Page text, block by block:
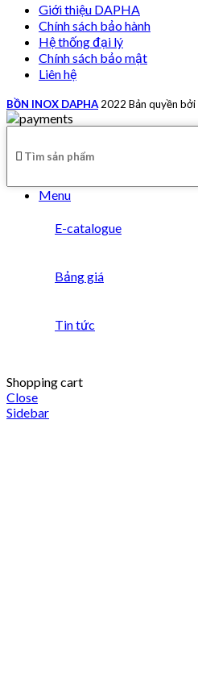
Giới thiệu DAPHA
Chính sách bảo hành
Hệ thống đại lý
Chính sách bảo mật
Liên hệ
BỒN INOX DAPHA 2022 Bản quyền bởi
Menu
E-catalogue
Bảng giá
Tin tức
Shopping cart
Close
Sidebar